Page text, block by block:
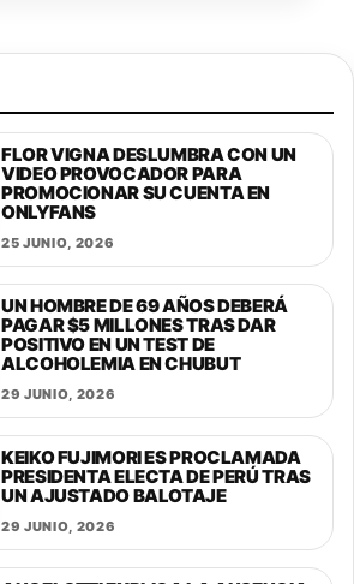
FLOR VIGNA DESLUMBRA CON UN
VIDEO PROVOCADOR PARA
PROMOCIONAR SU CUENTA EN
ONLYFANS
25 JUNIO, 2026
UN HOMBRE DE 69 AÑOS DEBERÁ
PAGAR $5 MILLONES TRAS DAR
POSITIVO EN UN TEST DE
ALCOHOLEMIA EN CHUBUT
29 JUNIO, 2026
KEIKO FUJIMORI ES PROCLAMADA
PRESIDENTA ELECTA DE PERÚ TRAS
UN AJUSTADO BALOTAJE
29 JUNIO, 2026